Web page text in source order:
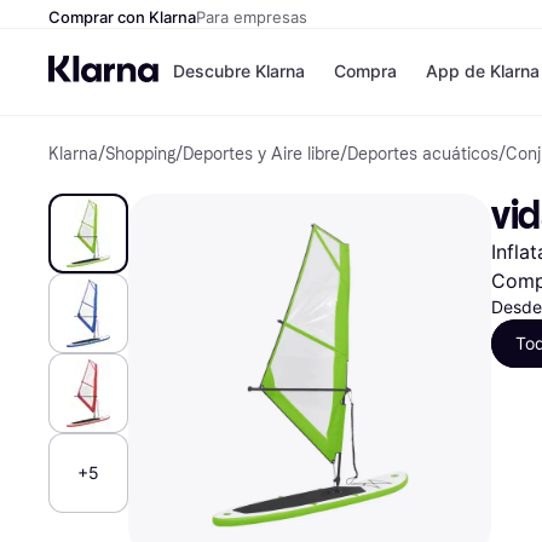
Comprar con KlarnaPara empresas
Descubre Klarna
Formas de
Paga ahora
Paga en 3 plazos
Paga en 30 días
Financiación
Klarna en Apple
Compra
Tiendas
Zalando
JD Sports
Directorio de
App de Klarna
Klarna/Shopping/Deportes y Aire libre/Deportes acuáticos/
+5